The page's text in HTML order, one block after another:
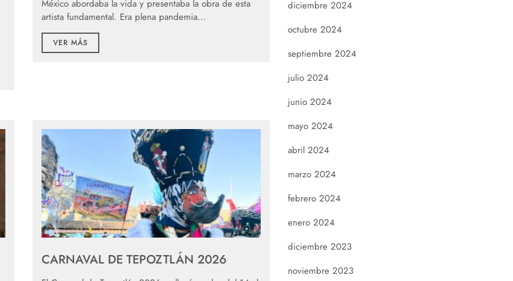
México abordaba la vida y presentaba la obra de esta
artista fundamental. Era plena pandemia…
VER MÁS
CARNAVAL DE TEPOZTLÁN 2026
diciembre 2024
octubre 2024
septiembre 2024
julio 2024
junio 2024
mayo 2024
abril 2024
marzo 2024
febrero 2024
enero 2024
diciembre 2023
noviembre 2023